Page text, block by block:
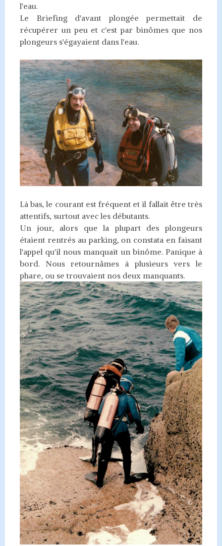
l'eau.
Le Briefing d'avant plongée permettait de
récupérer un peu et c'est par binômes que nos
plongeurs s'égayaient dans l'eau.
Là bas, le courant est fréquent et il fallait être très
attentifs, surtout avec les débutants.
Un jour, alors que la plupart des plongeurs
étaient rentrés au parking, on constata en faisant
l'appel qu'il nous manquait un binôme. Panique à
bord. Nous retournâmes à plusieurs vers le
phare, ou se trouvaient nos deux manquants.